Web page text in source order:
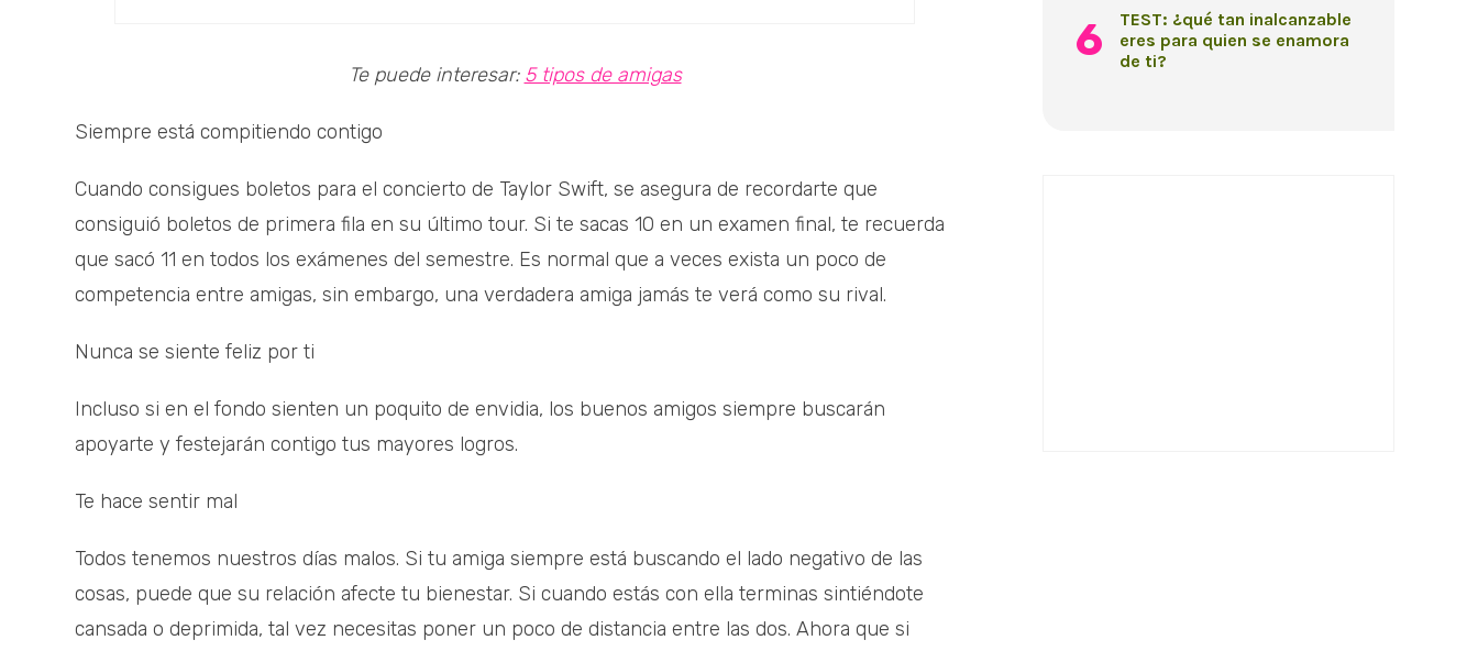
Te puede interesar: 5 tipos de amigas
Siempre está compitiendo contigo
Cuando consigues boletos para el concierto de Taylor Swift, se asegura de recordarte que
consiguió boletos de primera fila en su último tour. Si te sacas 10 en un examen final, te recuerda
que sacó 11 en todos los exámenes del semestre. Es normal que a veces exista un poco de
competencia entre amigas, sin embargo, una verdadera amiga jamás te verá como su rival.
Nunca se siente feliz por ti
Incluso si en el fondo sienten un poquito de envidia, los buenos amigos siempre buscarán
apoyarte y festejarán contigo tus mayores logros.
Te hace sentir mal
Todos tenemos nuestros días malos. Si tu amiga siempre está buscando el lado negativo de las
cosas, puede que su relación afecte tu bienestar. Si cuando estás con ella terminas sintiéndote
cansada o deprimida, tal vez necesitas poner un poco de distancia entre las dos. Ahora que si
TEST: ¿qué tan inalcanzable
eres para quien se enamora
de ti?